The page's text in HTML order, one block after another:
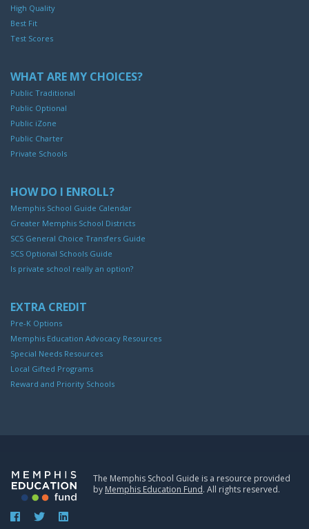
High Quality
Best Fit
Test Scores
WHAT ARE MY CHOICES?
Public Traditional
Public Optional
Public iZone
Public Charter
Private Schools
HOW DO I ENROLL?
Memphis School Guide Calendar
Greater Memphis School Districts
SCS General Choice Transfers Guide
SCS Optional Schools Guide
Is private school really an option?
EXTRA CREDIT
Pre-K Options
Memphis Education Advocacy Resources
Special Needs Resources
Local Gifted Programs
Reward and Priority Schools
The Memphis School Guide is a resource provided
by Memphis Education Fund. All rights reserved.